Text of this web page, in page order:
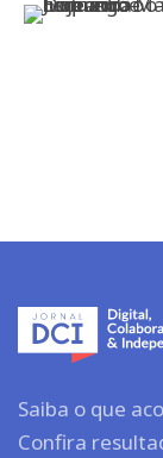
Saiba o que
Confira